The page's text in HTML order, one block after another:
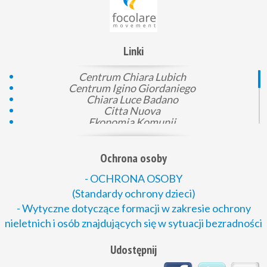
Linki
Centrum Chiara Lubich
Centrum Igino Giordaniego
Chiara Luce Badano
Citta Nuova
Ekonomia Komunii
Gen 4
Komunia i prawo
Loppiano
Mali pomocnicy Boga
Montet
Młodzież dla Zjednoczonego Świata
Nowe Rodziny
Passaparola
Polska Rada Ekumeniczna
Rada Ruchów Katolickich
Ochrona osoby
- OCHRONA OSOBY
(Standardy ochrony dzieci)
- Wytyczne dotyczące formacji w zakresie ochrony
nieletnich i osób znajdujących się w sytuacji bezradności
Udostępnij